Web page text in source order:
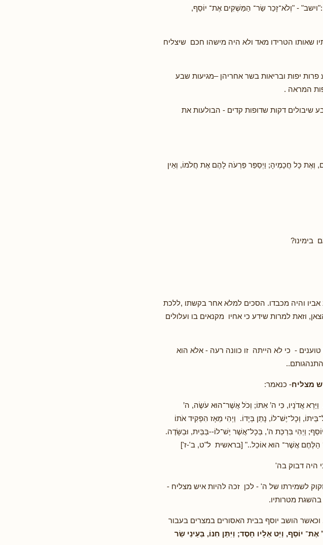
- "וְלֹא־זָכַר שַׂר־ הַמַּשְׁקִים אֶת־ יוֹסֵף,
הטרידו מאד ולא היה מישהו חכם שיצליח
יפות ובריאות בשר אחריהן –מגיעות שבע
המראה .
שיבולים דקות שדופות קדים - הבולעות את
וְאֶת כָּל חֲכָמֶיהָ; וַיְסַפֵּר פַּרְעֹה לָהֶם אֶת חֲלֹמוֹ, וְאֵין
בימינו?
אביו והיה מכבדו. הסכים למלא אחר בקשתו ,ללכת
למרות שידע כי אחיו מקנאים בו ועלולים
- כי לא הייתה זו כוונה רעה - אלא הוא
מצליח- כנאמר:
וַיַּרְא אֲדֹנָיו, כִּי ה’ אִתּוֹ; וְכֹל אֲשֶׁר־הוּא עֹשֶׂה, ה’
וְכָל־יֶשׁ־לוֹ, נָתַן בְּיָדוֹ. וַיְהִי מֵאָז הִפְקִיד אֹתוֹ
וַיְהִי בִּרְכַּת ה’, בְּכָל־אֲשֶׁר יֶשׁ־לוֹ--בַּבַּיִת, וּבַשָּׂדֶה.
הַלֶּחֶם אֲשֶׁר־ הוּא אוֹכֵל.." [בראשית ל"ט, ב'-ז']
היה דבוק בה'
לשמירתו של ה' - לכן זכה להיות איש מצליח -
בהשגת מטרותיו.
הושב יוסף בבית האסורים במצרים בעבור
אֶת־ יוֹסֵף, וַיֵּט אֵלָיו חָסֶד; וַיִּתֵּן חִנּוֹ, בְּעֵינֵי שַׂר